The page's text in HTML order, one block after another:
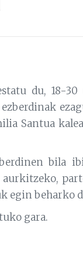
du, 18-
Santua
bila
egin beharko
gara.